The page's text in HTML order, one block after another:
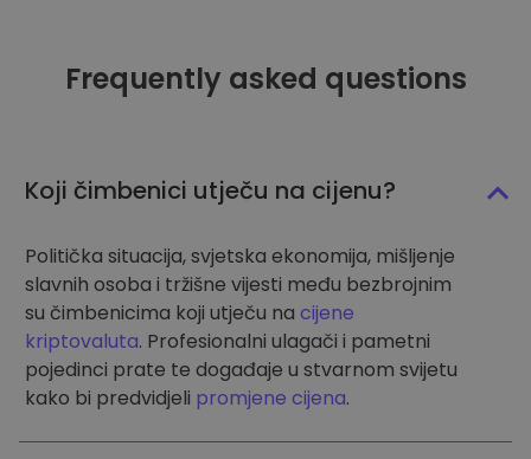
Frequently asked questions
Koji čimbenici utječu na cijenu?
Politička situacija, svjetska ekonomija, mišljenje
slavnih osoba i tržišne vijesti među bezbrojnim
su čimbenicima koji utječu na cijene
kriptovaluta. Profesionalni ulagači i pametni
pojedinci prate te događaje u stvarnom svijetu
kako bi predvidjeli promjene cijena.